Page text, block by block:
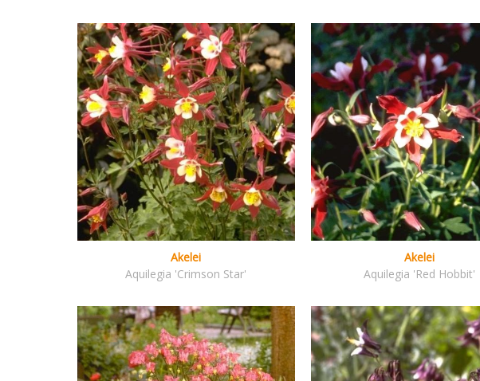
Akelei
Aquilegia 'Crimson Star'
Akelei
Aquilegia 'Red Hobbit'